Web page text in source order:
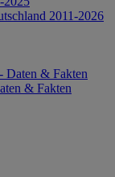
2011-2026
Daten & Fakten
& Fakten